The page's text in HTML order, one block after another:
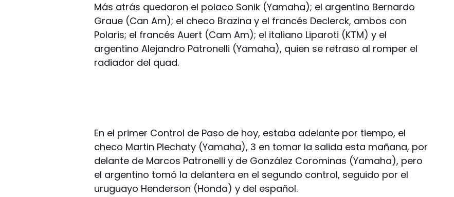
Más atrás quedaron el polaco Sonik (Yamaha); el argentino Bernardo
Graue (Can Am); el checo Brazina y el francés Declerck, ambos con
Polaris; el francés Auert (Cam Am); el italiano Liparoti (KTM) y el
argentino Alejandro Patronelli (Yamaha), quien se retraso al romper el
radiador del quad.
En el primer Control de Paso de hoy, estaba adelante por tiempo, el
checo Martin Plechaty (Yamaha), 3 en tomar la salida esta mañana, por
delante de Marcos Patronelli y de González Corominas (Yamaha), pero
el argentino tomó la delantera en el segundo control, seguido por el
uruguayo Henderson (Honda) y del español.